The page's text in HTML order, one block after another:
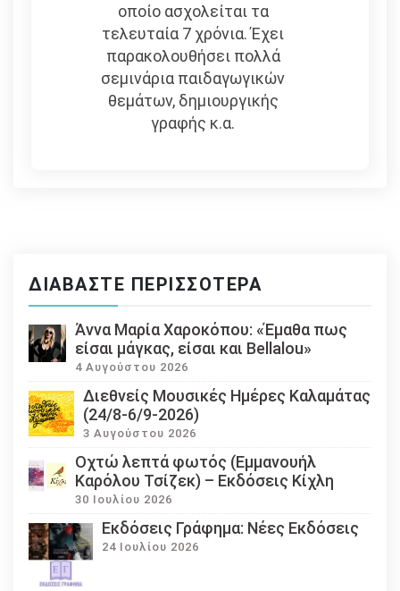
οποίο ασχολείται τα
τελευταία 7 χρόνια. Έχει
παρακολουθήσει πολλά
σεμινάρια παιδαγωγικών
θεμάτων, δημιουργικής
γραφής κ.α.
ΔΙΑΒΆΣΤΕ ΠΕΡΙΣΣΌΤΕΡΑ
Άννα Μαρία Χαροκόπου: «Έμαθα πως
είσαι μάγκας, είσαι και Bellalou»
4 Αυγούστου 2026
Διεθνείς Μουσικές Ημέρες Καλαμάτας
(24/8-6/9-2026)
3 Αυγούστου 2026
Οχτώ λεπτά φωτός (Εμμανουήλ
Καρόλου Τσίζεκ) – Εκδόσεις Κίχλη
30 Ιουλίου 2026
Εκδόσεις Γράφημα: Νέες Εκδόσεις
24 Ιουλίου 2026